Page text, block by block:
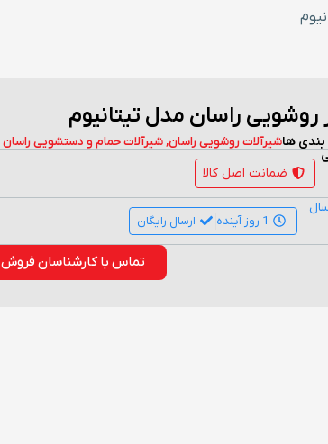
روشویی راسان مدل تیتانیوم
هاشیرآلات روشویی راسان,شیرآلات حمام و دستشویی راسان
ضمانت اصل کالا
1 روز آینده ارسال رایگان
تماس با کارشناسان فروش